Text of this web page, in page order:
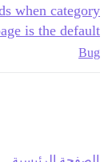
when category
is the default
Bug